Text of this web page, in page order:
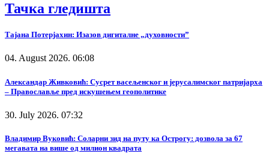
Тачка гледишта
Тајана Потерјахин: Изазов дигиталне „духовности”
04. August 2026. 06:08
Александар Живковић: Сусрет васељенског и јерусалимског патријарха
– Православље пред искушењем геополитике
30. July 2026. 07:32
Владимир Вуковић: Соларни зид на путу ка Острогу: дозвола за 67
мегавата на више од милион квадрата